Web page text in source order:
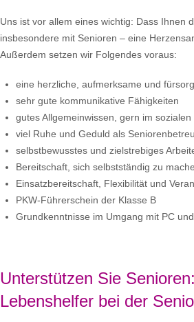
Uns ist vor allem eines wichtig: Dass Ihnen
insbesondere mit Senioren – eine
Außerdem setzen wir Folgendes voraus:
eine herzliche, aufmerksame und
sehr gute kommunikative Fähigkeiten
gutes Allgemeinwissen, gern im sozialen
viel Ruhe und Geduld als
selbstbewusstes und zielstrebiges
Bereitschaft, sich selbstständig zu
Einsatzbereitschaft, Flexibilität und
PKW-Führerschein der Klasse B
Grundkenntnisse im Umgang mit PC
Unterstützen Sie
Lebenshelfer bei der